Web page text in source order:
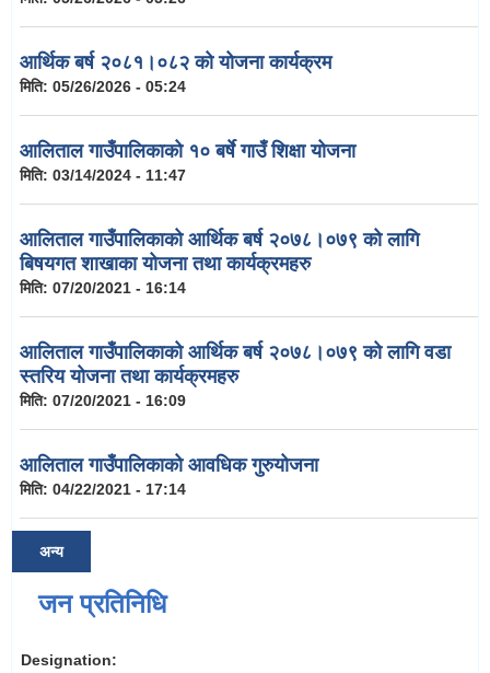
आर्थिक बर्ष २०८१।०८२ को योजना कार्यक्रम
मिति: 05/26/2026 - 05:24
आलिताल गाउँपालिकाको १० बर्षे गाउँ शिक्षा योजना
मिति: 03/14/2024 - 11:47
आलिताल गाउँपालिकाको आर्थिक बर्ष २०७८।०७९ को लागि
बिषयगत शाखाका योजना तथा कार्यक्रमहरु
मिति: 07/20/2021 - 16:14
आलिताल गाउँपालिकाको आर्थिक बर्ष २०७८।०७९ को लागि वडा
स्तरिय योजना तथा कार्यक्रमहरु
मिति: 07/20/2021 - 16:09
आलिताल गाउँपालिकाको आवधिक गुरुयोजना
मिति: 04/22/2021 - 17:14
अन्य
जन प्रतिनिधि
Designation: